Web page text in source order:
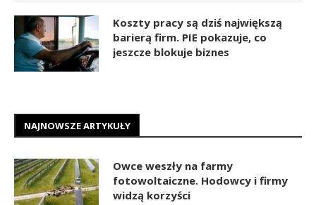
Koszty pracy są dziś największą
barierą firm. PIE pokazuje, co
jeszcze blokuje biznes
NAJNOWSZE ARTYKUŁY
Owce weszły na farmy
fotowoltaiczne. Hodowcy i firmy
widzą korzyści